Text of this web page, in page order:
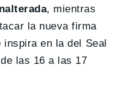
, mientras
la nueva firma
en la del Seal
las 16 a las 17